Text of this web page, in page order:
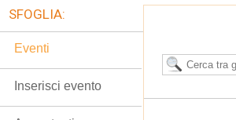
SFOGLIA:
Eventi
Inserisci evento